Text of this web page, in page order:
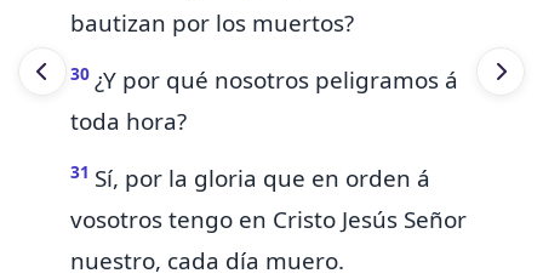
bautizan por los muertos?
30 ¿Y por qué nosotros peligramos á
toda hora?
31 Sí, por la gloria que en orden á
vosotros tengo en Cristo Jesús Señor
nuestro, cada día muero.